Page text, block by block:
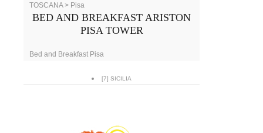
TOSCANA > Pisa
BED AND BREAKFAST ARISTON
PISA TOWER
Bed and Breakfast Pisa
[7] SICILIA